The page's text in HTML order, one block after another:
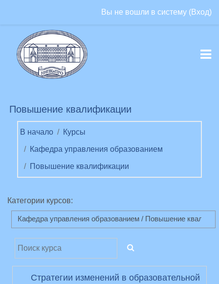
Вы не вошли в систему (Вход)
Повышение квалификации
В начало Курсы
Кафедра управления образованием
Повышение квалификации
Категории курсов:
Поиск курса
Стратегии изменений в образовательной